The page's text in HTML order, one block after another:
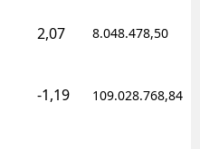
2,07 8.048.478,50
-1,19 109.028.768,84